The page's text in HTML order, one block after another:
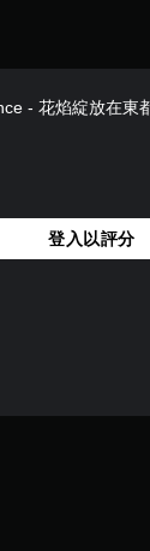
- 花焰綻放在東
登入以評分